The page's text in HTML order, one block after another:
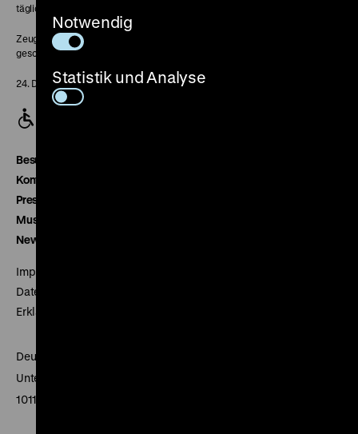
täglich 10-18 Uhr
Zeughaus:
geschlossen
24. Dezember geschlossen
Besucherservice
Kontakt
Presse
Museumsverein
Newsletter
Impressum
Datenschutz
Erklärung digitale Barrierefreiheit
Deutsches Historisches Museum
Unter den Linden 2
10117 Berlin
Notwendig
Statistik und Analyse